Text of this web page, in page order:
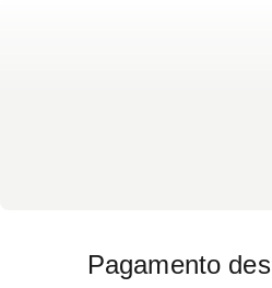
Pagamento